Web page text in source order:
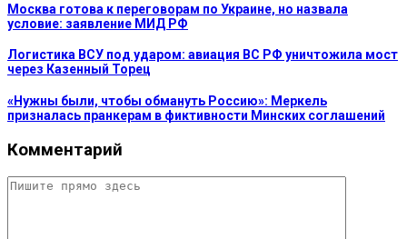
Москва готова к переговорам по Украине, но назвала
условие: заявление МИД РФ
Логистика ВСУ под ударом: авиация ВС РФ уничтожила мост
через Казенный Торец
«Нужны были, чтобы обмануть Россию»: Меркель
призналась пранкерам в фиктивности Минских соглашений
Комментарий